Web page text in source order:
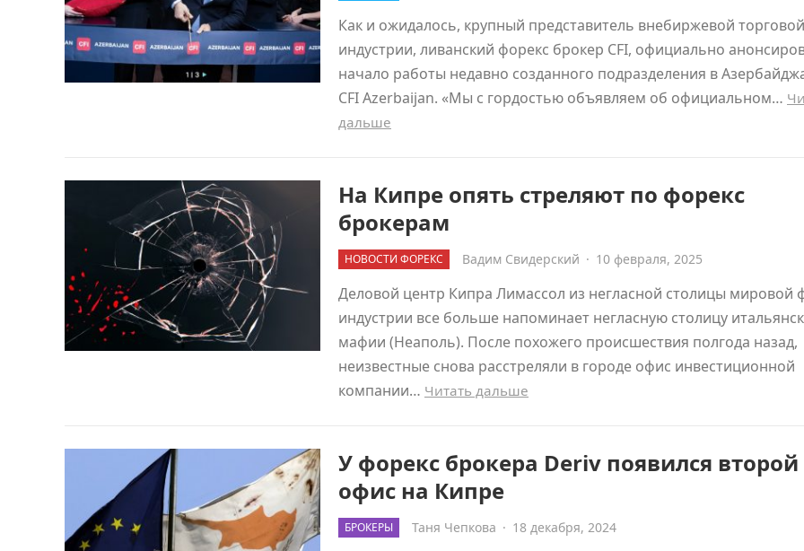
Как и ожидалось, крупный представитель внебиржевой торговой
индустрии, ливанский форекс брокер CFI, официально
начало работы недавно созданного подразделения в
CFI Azerbaijan. «Мы с гордостью объявляем об официальном…
дальше
На Кипре опять стреляют по форекс
брокерам
НОВОСТИ ФОРЕКС Вадим Свидерский · 10 февраля, 2025
Деловой центр Кипра Лимассол из негласной столицы мировой
индустрии все больше напоминает негласную столицу
мафии (Неаполь). После похожего происшествия полгода назад,
неизвестные снова расстреляли в городе офис инвестиционной
компании… Читать дальше
У форекс брокера Deriv появился второй
офис на Кипре
БРОКЕРЫ Таня Чепкова · 18 декабря, 2024